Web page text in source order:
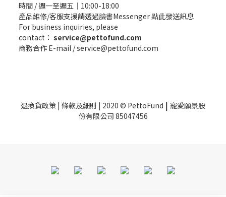
時間 / 週一至週五｜10:00-18:00
產品維修/客服支援請透過臉書Messenger點此發送訊息
For business inquiries, please
contact： service@pettofund.com
商務合作 E-mail / service@pettofund.com
退換貨政策 | 條款及細則 | 2020 © PettoFund | 寵愛願景股
份有限公司 85047456